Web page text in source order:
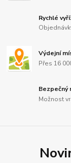
Rychlé
Výdejní
Přes 16
Bezpečný
Možnost